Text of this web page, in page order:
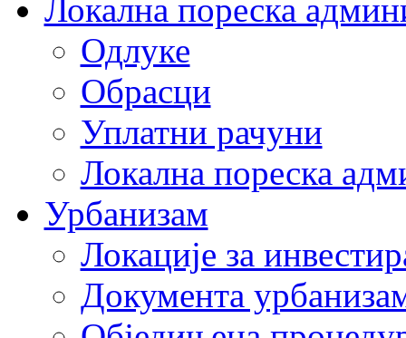
Локална пореска
Одлуке
Обрасци
Уплатни рачуни
Локална пореска
Урбанизам
Локације за
Документа